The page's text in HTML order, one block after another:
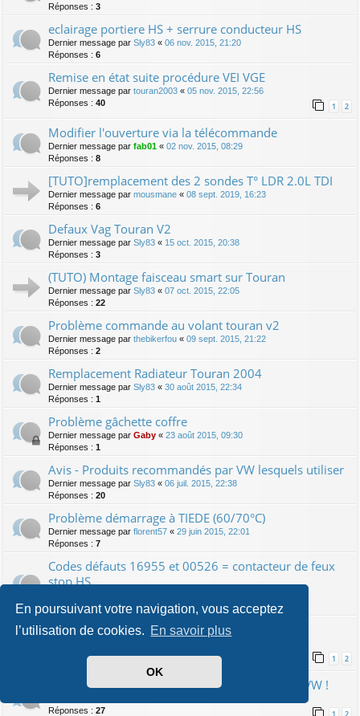
En poursuivant votre navigation, vous acceptez
l’utilisation de cookies. En savoir plus
OK
Réponses : 3
eclairage portiere HS + serrure conducteur HS
Dernier message par Sly83 « 06 nov. 2015, 21:20
Réponses : 6
Remise en état suite procédure VEI VGE
Dernier message par touran2003 « 05 nov. 2015, 22:56
Réponses : 40 1 2
Modifier l'ouverture via la télécommande
Dernier message par fab01 « 02 nov. 2015, 08:29
Réponses : 8
[TUTO]remplacement des 2 sondes T° LDR 2.0L TDI
Dernier message par mousmane « 08 sept. 2019, 16:23
Réponses : 6
Defaux Vag Touran V2
Dernier message par Sly83 « 15 oct. 2015, 20:38
Réponses : 3
(TUTO) Montage faisceau smart sur Touran
Dernier message par Sly83 « 07 oct. 2015, 22:05
Réponses : 22
Problème commande au volant touran v2
Dernier message par thebikerfou « 09 sept. 2015, 21:22
Réponses : 2
Remplacement Radiateur Touran 2004
Dernier message par Sly83 « 30 août 2015, 22:34
Réponses : 1
Problème gâchette coffre
Dernier message par Gaby « 23 août 2015, 09:30
Réponses : 1
Avis - Produits recommandés par VW lesquels utiliser
Dernier message par Sly83 « 06 juil. 2015, 22:38
Réponses : 20
Problème démarrage à TIEDE (60/70°C)
Dernier message par florent57 « 29 juin 2015, 22:01
Réponses : 7
Codes défauts 16955 et 00526 = contacteur de feux
stop HS
Réponses :1
Tuto : changement du bloc ABS
Réponses :36 1 2
Huile Long life : prix exorbitant en concession VW !
Réponses : 27